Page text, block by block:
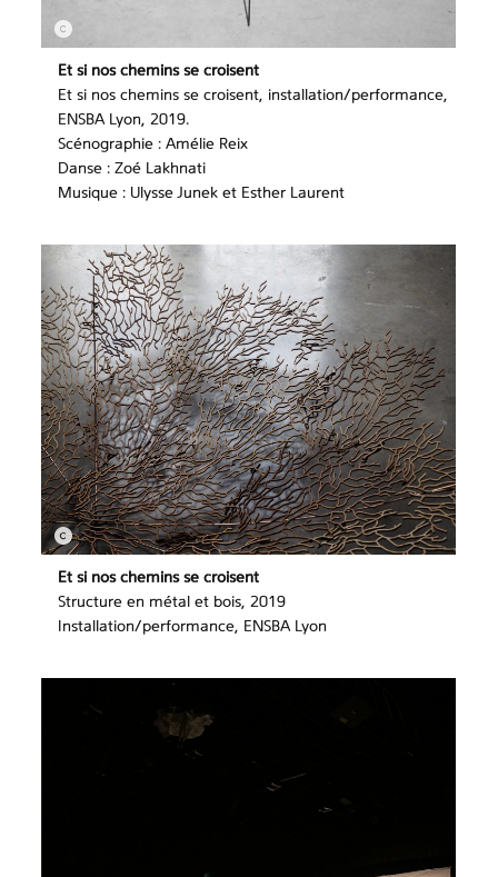
Et si nos chemins se croisent
Et si nos chemins se croisent, installation/performance,
ENSBA Lyon, 2019.
Scénographie : Amélie Reix
Danse : Zoé Lakhnati
Musique : Ulysse Junek et Esther Laurent
Et si nos chemins se croisent
Structure en métal et bois, 2019
Installation/performance, ENSBA Lyon